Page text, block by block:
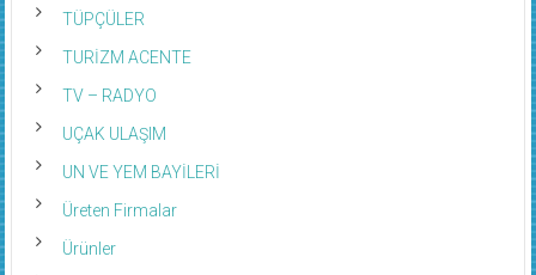
TÜPÇÜLER
TURİZM ACENTE
TV – RADYO
UÇAK ULAŞIM
UN VE YEM BAYİLERİ
Üreten Firmalar
Ürünler